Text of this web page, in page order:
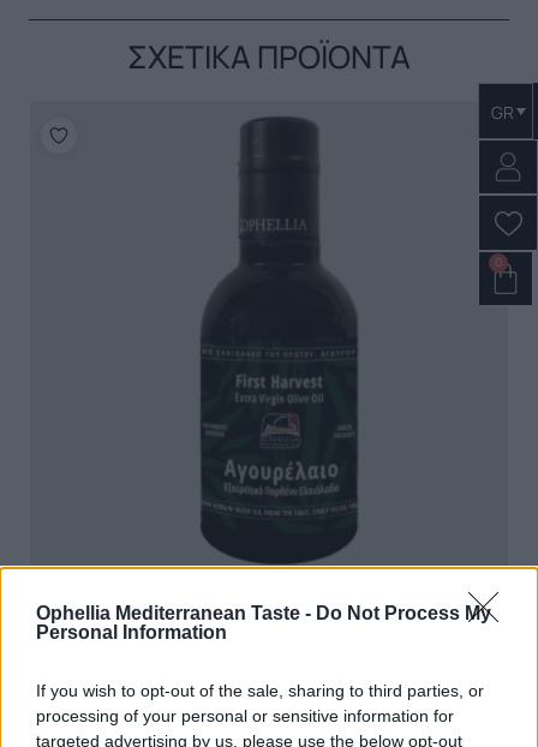
Ophellia Mediterranean Taste - Do Not Process My
Personal Information
If you wish to opt-out of the sale, sharing to third parties, or
processing of your personal or sensitive information for
targeted advertising by us, please use the below opt-out
GR
0
ΣΧΕΤΙΚΑ ΠΡΟΪΟΝΤΑ
OPHELLIA First Harvest Extra Virgin Olive Oil –